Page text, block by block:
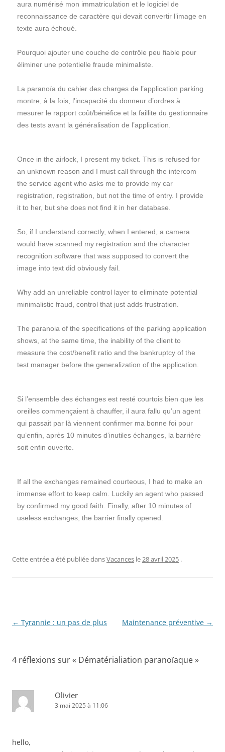
aura numérisé mon immatriculation et le logiciel de
reconnaissance de caractère qui devait convertir l’image en
texte aura échoué.
Pourquoi ajouter une couche de contrôle peu fiable pour
éliminer une potentielle fraude minimaliste.
La paranoïa du cahier des charges de l’application parking
montre, à la fois, l’incapacité du donneur d’ordres à
mesurer le rapport coût/bénéfice et la faillite du gestionnaire
des tests avant la généralisation de l’application.
Once in the airlock, I present my ticket. This is refused for
an unknown reason and I must call through the intercom
the service agent who asks me to provide my car
registration, registration, but not the time of entry. I provide
it to her, but she does not find it in her database.
So, if I understand correctly, when I entered, a camera
would have scanned my registration and the character
recognition software that was supposed to convert the
image into text did obviously fail.
Why add an unreliable control layer to eliminate potential
minimalistic fraud, control that just adds frustration.
The paranoia of the specifications of the parking application
shows, at the same time, the inability of the client to
measure the cost/benefit ratio and the bankruptcy of the
test manager before the generalization of the application.
Si l’ensemble des échanges est resté courtois bien que les
oreilles commençaient à chauffer, il aura fallu qu’un agent
qui passait par là viennent confirmer ma bonne foi pour
qu’enfin, après 10 minutes d’inutiles échanges, la barrière
soit enfin ouverte.
If all the exchanges remained courteous, I had to make an
immense effort to keep calm. Luckily an agent who passed
by confirmed my good faith. Finally, after 10 minutes of
useless exchanges, the barrier finally opened.
Cette entrée a été publiée dansVacances le28 avril 2025 .
Navigation
← Tyrannie : un pas de plus Maintenance préventive →
4 réflexions sur « Dématérialiation paranoïaque»
Olivier
3 mai 2025 à 11:06
hello,